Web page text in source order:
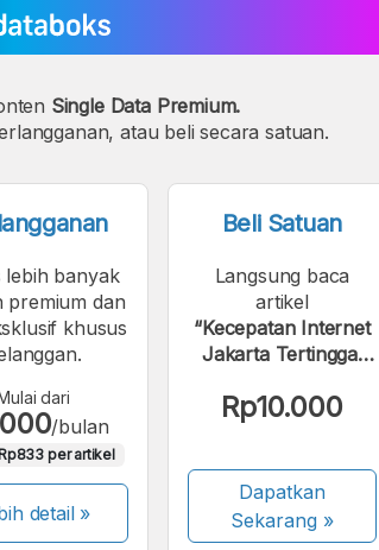
A A
Single Data Premium.
atau beli secara satuan.
lebih banyak
premium dan
khusus
dari
/bulan
per artikel
detail »
Beli Satuan
Langsung baca
artikel
“Kecepatan Internet
Jakarta Tertinggal
Pasifik”.
Rp10.000
Dapatkan
Sekarang»